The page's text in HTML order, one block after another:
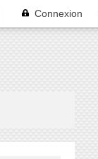
Connexion